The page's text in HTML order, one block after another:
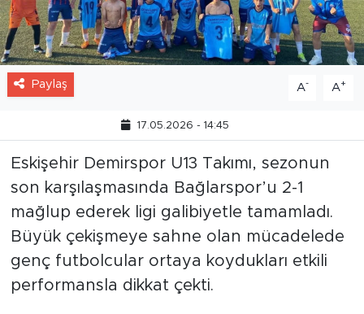
Paylaş A- A+
17.05.2026 - 14:45
Eskişehir Demirspor U13 Takımı, sezonun
son karşılaşmasında Bağlarspor’u 2-1
mağlup ederek ligi galibiyetle tamamladı.
Büyük çekişmeye sahne olan mücadelede
genç futbolcular ortaya koydukları etkili
performansla dikkat çekti.